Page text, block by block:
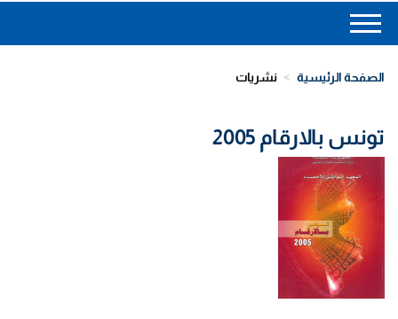
Main
navigation
الصفحة الرئيسية نشريات
تونس بالارقام 2005